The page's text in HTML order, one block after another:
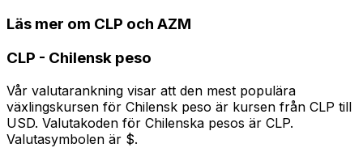
Läs mer om CLP och AZM
CLP - Chilensk peso
Vår valutarankning visar att den mest populära
växlingskursen för Chilensk peso är kursen från CLP till
USD. Valutakoden för Chilenska pesos är CLP.
Valutasymbolen är $.